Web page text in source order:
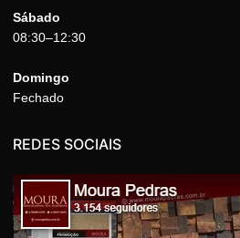
Sábado
08:30–12:30
Domingo
Fechado
REDES SOCIAIS